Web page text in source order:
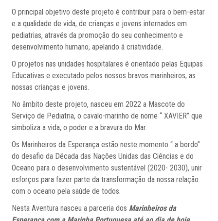
O principal objetivo deste projeto é contribuir para o bem-estar
e a qualidade de vida, de crianças e jovens internados em
pediatrias, através da promoção do seu conhecimento e
desenvolvimento humano, apelando á criatividade.
O projetos nas unidades hospitalares é orientado pelas Equipas
Educativas e executado pelos nossos bravos marinheiros, as
nossas crianças e jovens.
No âmbito deste projeto, nasceu em 2022 a Mascote do
Serviço de Pediatria, o cavalo-marinho de nome “ XAVIER” que
simboliza a vida, o poder e a bravura do Mar.
Os Marinheiros da Esperança estão neste momento “ a bordo”
do desafio da Década das Nações Unidas das Ciências e do
Oceano para o desenvolvimento sustentável (2020- 2030), unir
esforços para fazer parte da transformação da nossa relação
com o oceano pela saúde de todos.
Nesta Aventura nasceu a parceria dos Marinheiros da